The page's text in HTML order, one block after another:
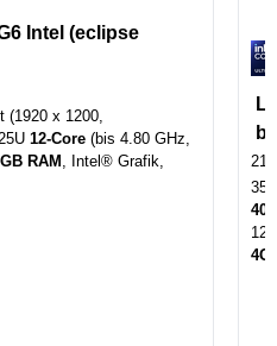
Intel (eclipse
(1920 x 1200,
12-Core (bis 4.80 GHz,
RAM , Intel® Grafik,
12